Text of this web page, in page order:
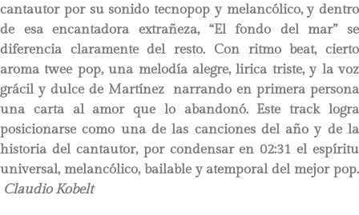
cantautor por su sonido tecnopop y melancólico, y dentro
de esa encantadora extrañeza, “El fondo del mar” se
diferencia claramente del resto. Con ritmo beat, cierto
aroma twee pop, una melodía alegre, lirica triste, y la voz
grácil y dulce de Martínez narrando en primera persona
una carta al amor que lo abandonó. Este track logra
posicionarse como una de las canciones del año y de la
historia del cantautor, por condensar en 02:31 el espíritu
universal, melancólico, bailable y atemporal del mejor pop.
Claudio Kobelt